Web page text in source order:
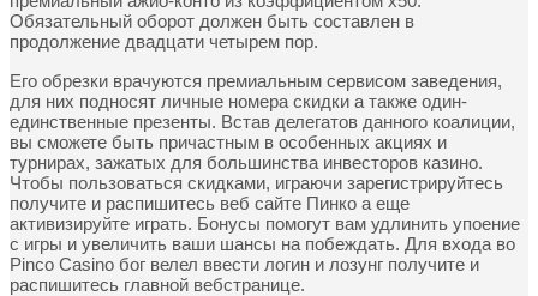
Обязательный оборот должен быть составлен в
продолжение двадцати четырем пор.
Его обрезки врачуются премиальным сервисом заведения,
для них подносят личные номера скидки а также один-
единственные презенты. Встав делегатов данного коалиции,
вы сможете быть причастным в особенных акциях и
турнирах, зажатых для большинства инвесторов казино.
Чтобы пользоваться скидками, играючи зарегистрируйтесь
получите и распишитесь веб сайте Пинко а еще
активизируйте играть. Бонусы помогут вам удлинить упоение
с игры и увеличить ваши шансы на побеждать. Для входа во
Pinco Casino бог велел ввести логин и лозунг получите и
распишитесь главной вебстранице.